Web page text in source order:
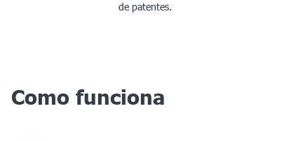
de patentes.
Como funciona